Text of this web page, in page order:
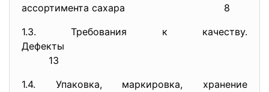
ассортимента сахара 8
1.3. Требования к качеству.
Дефекты
13
1.4. Упаковка, маркировка, хранение